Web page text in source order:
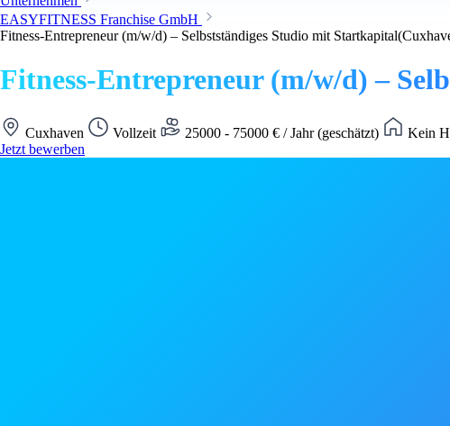
EASYFITNESS Franchise GmbH
Fitness-Entrepreneur (m/w/d) – Selbstständiges Studio mit
Fitness-Entrepreneur (m/w/d) –
Cuxhaven Vollzeit 25000 - 75000 € / Jahr (geschätzt)
Kein
Jetzt bewerben